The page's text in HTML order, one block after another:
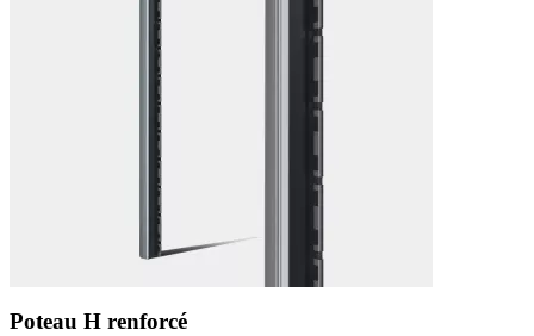
Poteau H renforcé